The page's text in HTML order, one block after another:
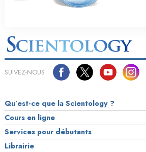
SUIVEZ-NOUS
Qu’est-ce que la Scientology ?
Cours en ligne
Services pour débutants
Librairie